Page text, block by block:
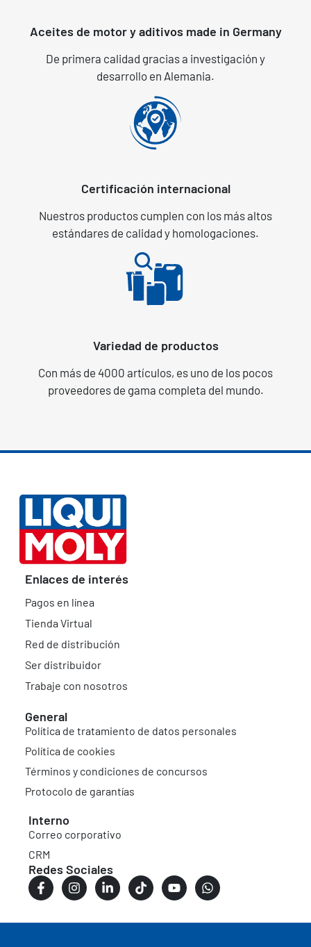
Aceites de motor y aditivos made in Germany
De primera calidad gracias a investigación y
desarrollo en Alemania.
Certificación internacional
Nuestros productos cumplen con los más altos
estándares de calidad y homologaciones.
Variedad de productos
Con más de 4000 artículos, es uno de los pocos
proveedores de gama completa del mundo.
Enlaces de interés
Pagos en línea
Tienda Virtual
Red de distribución
Ser distribuidor
Trabaje con nosotros
General
Política de tratamiento de datos personales
Política de cookies
Términos y condiciones de concursos
Protocolo de garantías
Interno
Correo corporativo
CRM
Redes Sociales